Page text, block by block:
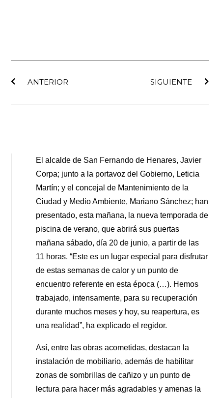
ANTERIOR
SIGUIENTE
El alcalde de San Fernando de Henares, Javier
Corpa; junto a la portavoz del Gobierno, Leticia
Martín; y el concejal de Mantenimiento de la
Ciudad y Medio Ambiente, Mariano Sánchez; han
presentado, esta mañana, la nueva temporada de
piscina de verano, que abrirá sus puertas
mañana sábado, día 20 de junio, a partir de las
11 horas. “Este es un lugar especial para disfrutar
de estas semanas de calor y un punto de
encuentro referente en esta época (…). Hemos
trabajado, intensamente, para su recuperación
durante muchos meses y hoy, su reapertura, es
una realidad”, ha explicado el regidor.
Así, entre las obras acometidas, destacan la
instalación de mobiliario, además de habilitar
zonas de sombrillas de cañizo y un punto de
lectura para hacer más agradables y amenas la